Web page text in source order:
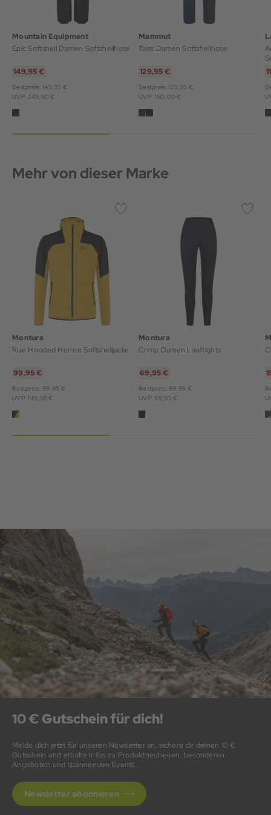
Mountain Equipment
Epic Softshell Damen Softshellhose
149,95 €
Bestpreis: 149,95 €
UVP: 249,90 €
Mammut
Taiss Damen Softshellhose
129,95 €
Bestpreis: 129,95 €
UVP: 160,00 €
Mehr von dieser Marke
Montura
Rise Hooded Herren Softshelljacke
99,95 €
Bestpreis: 99,95 €
UVP: 149,95 €
Montura
Crimp Damen Lauftights
69,95 €
Bestpreis: 69,95 €
UVP: 99,95 €
10 € Gutschein für dich!
Melde dich jetzt für unseren Newsletter an, sichere dir deinen 10 €
Gutschein und erhalte Infos zu Produktneuheiten, besonderen
Angeboten und spannenden Events.
Newsletter abonnieren